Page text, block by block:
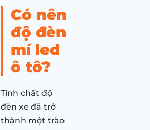
Có nên
độ đèn
mí led
ô tô?
Tính chất độ
đèn xe đã trở
thành một trào